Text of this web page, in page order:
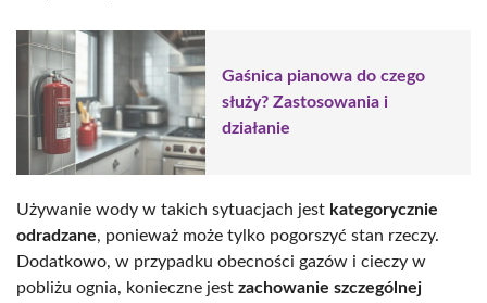
Gaśnica pianowa do czego
służy? Zastosowania i
działanie
Używanie wody w takich sytuacjach jest kategorycznie
odradzane, ponieważ może tylko pogorszyć stan rzeczy.
Dodatkowo, w przypadku obecności gazów i cieczy w
pobliżu ognia, konieczne jest zachowanie szczególnej